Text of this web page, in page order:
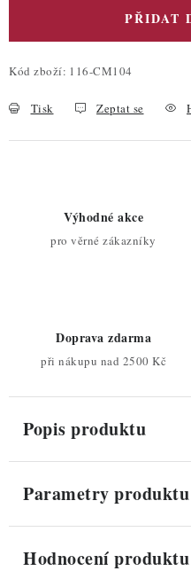
PŘIDAT
Kód zboží: 116-CM104
Tisk Zeptat se
Výhodné akce
pro věrné zákazníky
Doprava zdarma
při nákupu nad 2500 Kč
Popis produktu
Parametry produktu
Hodnocení